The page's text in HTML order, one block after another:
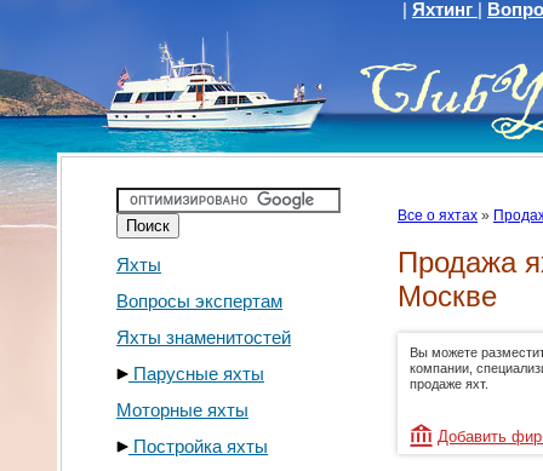
Яхтинг
Яхты
Вопросы экспертам
Яхты знаменитостей
Парусные яхты
Моторные яхты
Постройка яхты
Все о яхтах »
Продажа
Москве
Вы можете
компании,
продаже яхт.
Добавить